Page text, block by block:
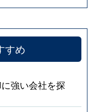
すめ
強い会社を探